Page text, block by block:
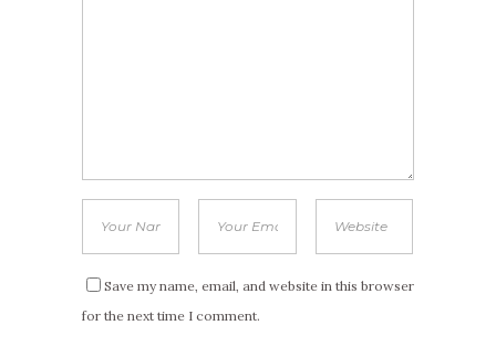
Save my name, email, and website in this browser
for the next time I comment.